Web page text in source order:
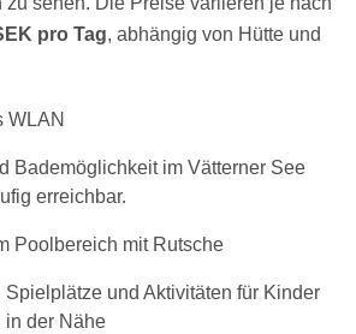
pro Tag, abhängig von Hütte und
WLAN
Bademöglichkeit im Vätterner See
erreichbar.
Poolbereich mit Rutsche
Spielplätze und Aktivitäten für Kinder
in der Nähe